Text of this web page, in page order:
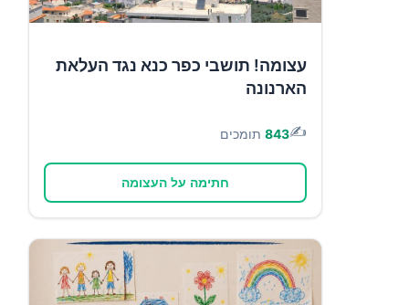
עצומה! תושבי כפר כנא נגד העלאת
הארנונה
✍️
843 תומכים
חתימה על העצומה